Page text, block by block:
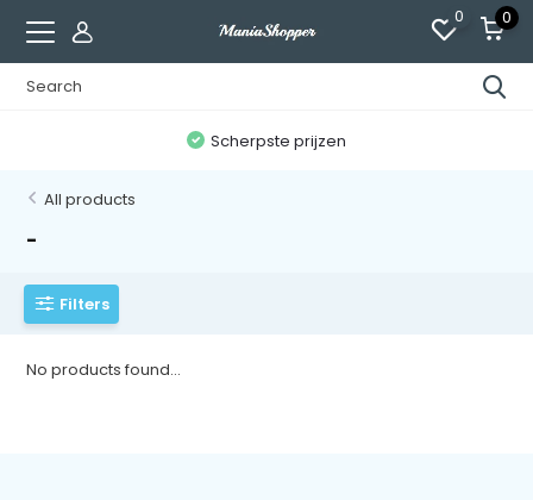
0 0
Scherpste prijzen
All products
-
Filters
No products found...